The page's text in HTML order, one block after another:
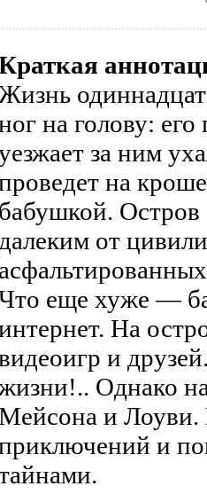
на голову:
за ним
на
бабушкой. Остров
далеким от
еще хуже —
На
и
Однако
и Лоуви.
и